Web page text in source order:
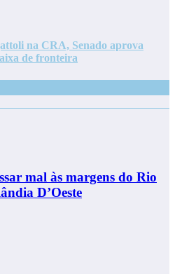
na CRA, Senado aprova
de fronteira
mal às margens do Rio
D’Oeste